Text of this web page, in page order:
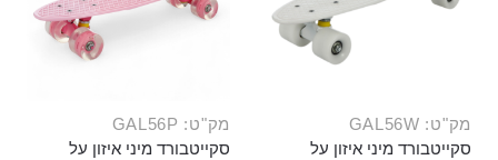
מק"ט: GAL56W
סקייטבורד מיני איזון על
מק"ט: GAL56P
סקייטבורד מיני איזון על